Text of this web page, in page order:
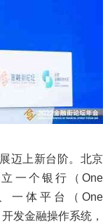
迈上新台阶。北京
一个银行（One
一体平台（One
发金融操作系统，